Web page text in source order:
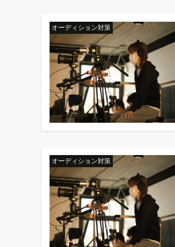
オーディション対策
オーディション対策